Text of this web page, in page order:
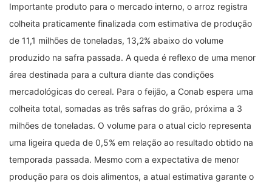
Importante produto para o mercado interno, o arroz registra
colheita praticamente finalizada com estimativa de produção
de 11,1 milhões de toneladas, 13,2% abaixo do volume
produzido na safra passada. A queda é reflexo de uma menor
área destinada para a cultura diante das condições
mercadológicas do cereal. Para o feijão, a Conab espera uma
colheita total, somadas as três safras do grão, próxima a 3
milhões de toneladas. O volume para o atual ciclo representa
uma ligeira queda de 0,5% em relação ao resultado obtido na
temporada passada. Mesmo com a expectativa de menor
produção para os dois alimentos, a atual estimativa garante o